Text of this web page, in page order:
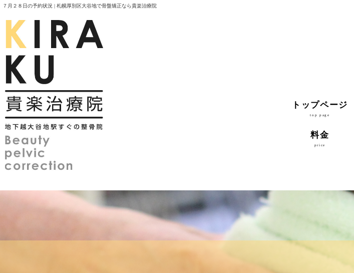
７月２８日の予約状況 | 札幌厚別区大谷地で骨盤矯正なら貴楽治療院
トップページ
top page
料金
price